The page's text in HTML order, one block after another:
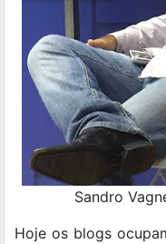
Sandro
Hoje os blogs